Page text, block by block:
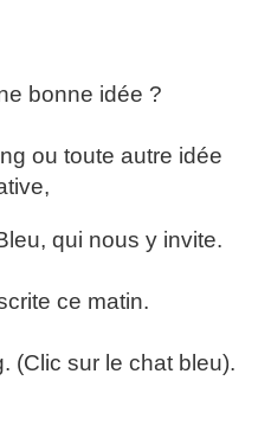
bonne idée ?
ou toute autre idée
qui nous y invite.
ce matin.
(Clic sur le chat bleu).